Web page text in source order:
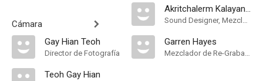
Cámara
Gay Hian Teoh
Director de Fotografía
Teoh Gay Hian
Akritchalerm Kalayanamitr
Sound Designer, Mezclador de Re-Grabación de Sonido
Garren Hayes
Mezclador de Re-Grabación de Sonido